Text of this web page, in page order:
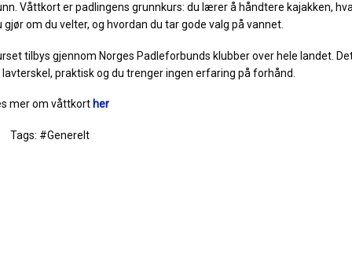
Våttkort er padlingens grunnkurs: du lærer å håndtere kajakken,
gjør om du velter, og hvordan du tar gode valg på vannet.
tilbys gjennom Norges Padleforbunds klubber over hele landet.
lavterskel, praktisk og du trenger ingen erfaring på forhånd.
mer om våttkort her
Tags: #Generelt